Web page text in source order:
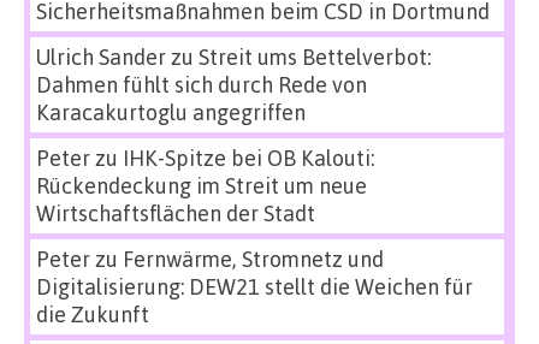
Sicherheitsmaßnahmen beim CSD in Dortmund
Ulrich Sanderzu Streit ums Bettelverbot:
Dahmen fühlt sich durch Rede von
Karacakurtoglu angegriffen
Peterzu IHK-Spitze bei OB Kalouti:
Rückendeckung im Streit um neue
Wirtschaftsflächen der Stadt
Peterzu Fernwärme, Stromnetz und
Digitalisierung: DEW21 stellt die Weichen für
die Zukunft